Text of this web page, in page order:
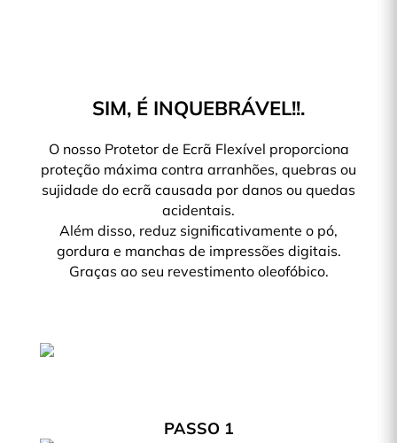
SIM, É INQUEBRÁVEL!!.
O nosso Protetor de Ecrã Flexível proporciona
proteção máxima contra arranhões, quebras ou
sujidade do ecrã causada por danos ou quedas
acidentais.
Além disso, reduz significativamente o pó,
gordura e manchas de impressões digitais.
Graças ao seu revestimento oleofóbico.
PASSO 1